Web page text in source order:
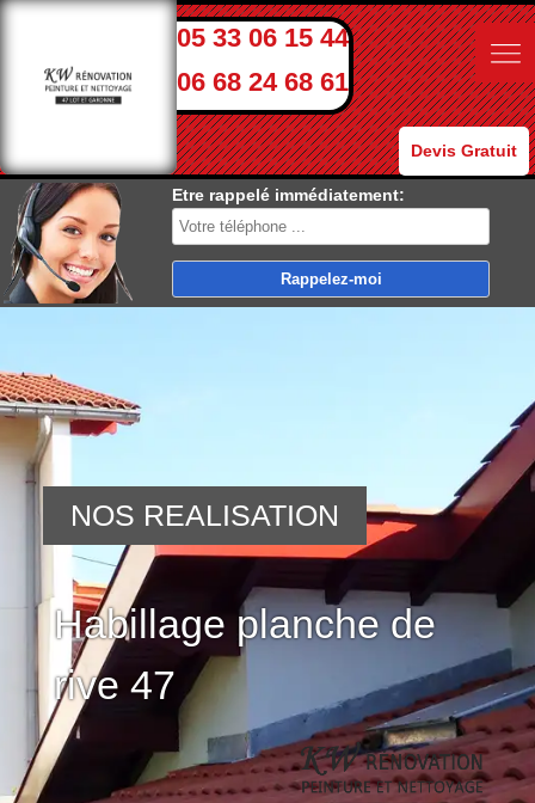
05 33 06 15 44
06 68 24 68 61
Devis Gratuit
Etre rappelé immédiatement:
Habillage planche de
rive 47
NOS REALISATION